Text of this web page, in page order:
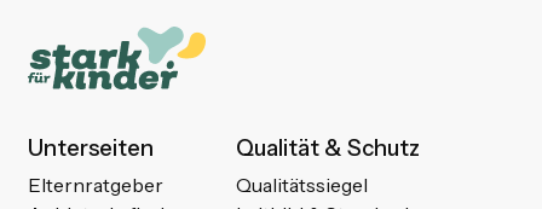
Unterseiten
Elternratgeber
Qualität & Schutz
Qualitätssiegel